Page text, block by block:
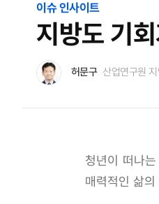
이슈 인사이트
지방도 기
허문구 산업연구원
청년이 떠나
매력적인 삶